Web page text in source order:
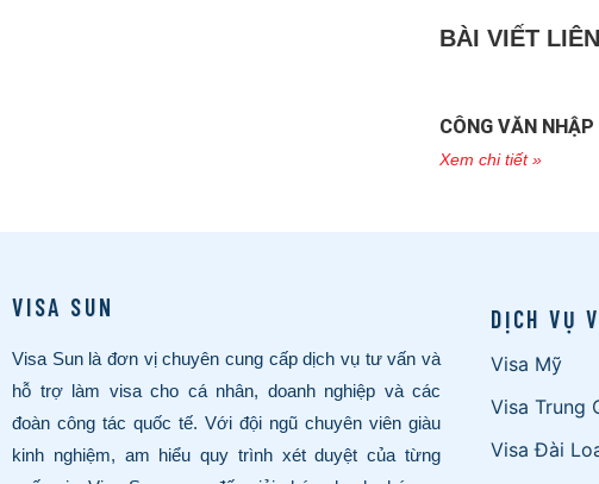
BÀI VIẾT
CÔNG VĂN
Xem chi tiết »
VISA SUN
Visa Sun là đơn vị chuyên cung cấp dịch vụ tư vấn và
hỗ trợ làm visa cho cá nhân, doanh nghiệp và các
đoàn công tác quốc tế. Với đội ngũ chuyên viên giàu
kinh nghiệm, am hiểu quy trình xét duyệt của từng
DỊCH VỤ
Visa Mỹ
Visa Trung
Visa Đài